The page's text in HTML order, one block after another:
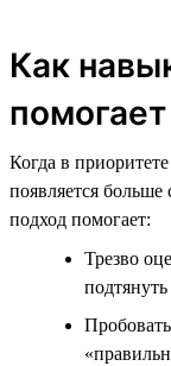
Как
Когда в
появляется
подход помогает:
Трезво
подтянуть